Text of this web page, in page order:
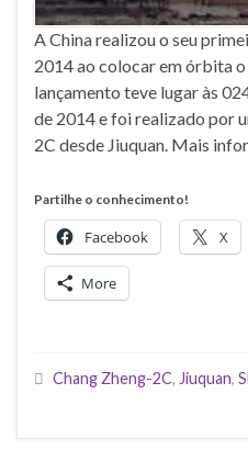
A China realizou o seu
2014 ao colocar em órbita
lançamento teve lugar às
de 2014 e foi realizado por
2C desde Jiuquan. Mais
Partilhe o conhecimento!
Facebook X
More
Chang Zheng-2C, Jiuquan,